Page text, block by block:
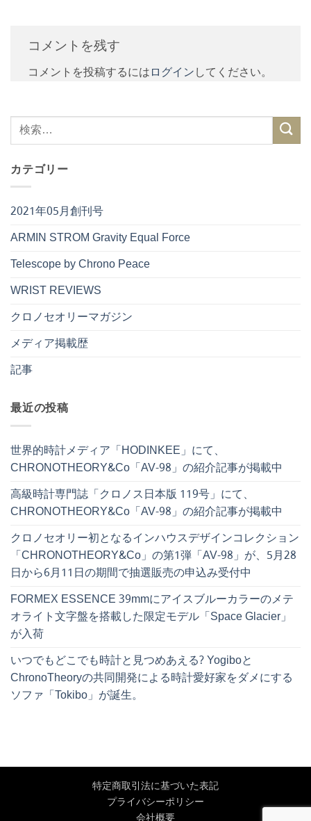
コメントを残す
コメントを投稿するにはログインしてください。
カテゴリー
2021年05月創刊号
ARMIN STROM Gravity Equal Force
Telescope by Chrono Peace
WRIST REVIEWS
クロノセオリーマガジン
メディア掲載歴
記事
最近の投稿
世界的時計メディア「HODINKEE」にて、
CHRONOTHEORY&Co「AV-98」の紹介記事が掲載中
高級時計専門誌「クロノス日本版 119号」にて、
CHRONOTHEORY&Co「AV-98」の紹介記事が掲載中
クロノセオリー初となるインハウスデザインコレクション
「CHRONOTHEORY&Co」の第1弾「AV-98」が、5月28
日から6月11日の期間で抽選販売の申込み受付中
FORMEX ESSENCE 39mmにアイスブルーカラーのメテ
オライト文字盤を搭載した限定モデル「Space Glacier」
が入荷
いつでもどこでも時計と見つめあえる? Yogiboと
ChronoTheoryの共同開発による時計愛好家をダメにする
ソファ「Tokibo」が誕生。
特定商取引法に基づいた表記
プライバシーポリシー